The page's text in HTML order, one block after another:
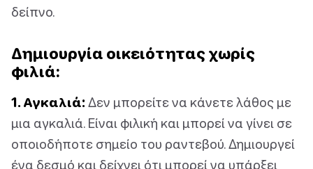
δείπνο.
Δημιουργία οικειότητας χωρίς
φιλιά:
1. Αγκαλιά: Δεν μπορείτε να κάνετε λάθος με
μια αγκαλιά. Είναι φιλική και μπορεί να γίνει σε
οποιοδήποτε σημείο του ραντεβού. Δημιουργεί
ένα δεσμό και δείχνει ότι μπορεί να υπάρξει